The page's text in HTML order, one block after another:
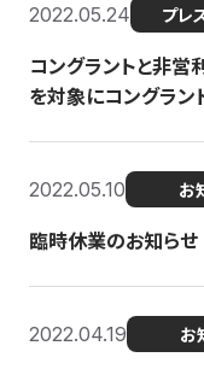
2022.05.24 プレ
コングラントと非営
を対象にコングラン
2022.05.10 お
臨時休業のお知らせ
2022.04.19 お